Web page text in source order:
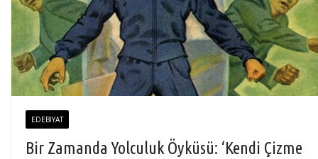
EDEBIYAT
Bir Zamanda Yolculuk Öyküsü: ‘Kendi Çizme